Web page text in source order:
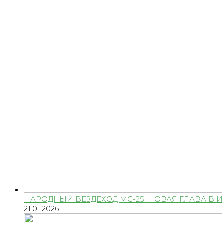
НАРОДНЫЙ ВЕЗДЕХОД МС-25: НОВАЯ ГЛАВА
21.01.2026